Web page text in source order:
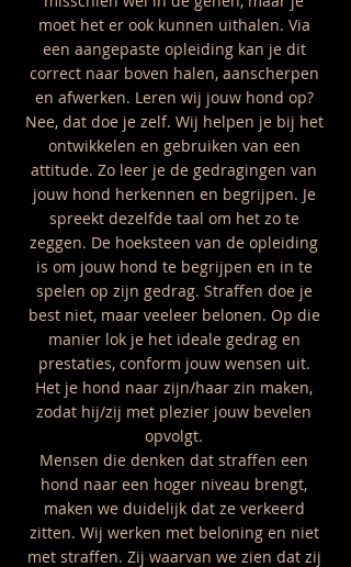
moet het er ook kunnen uithalen. Via
een aangepaste opleiding kan je dit
correct naar boven halen, aanscherpen
en afwerken. Leren wij jouw hond op?
Nee, dat doe je zelf. Wij helpen je bij het
ontwikkelen en gebruiken van een
attitude. Zo leer je de gedragingen van
jouw hond herkennen en begrijpen. Je
spreekt dezelfde taal om het zo te
zeggen. De hoeksteen van de opleiding
is om jouw hond te begrijpen en in te
spelen op zijn gedrag. Straffen doe je
best niet, maar veeleer belonen. Op die
manier lok je het ideale gedrag en
prestaties, conform jouw wensen uit.
Het je hond naar zijn/haar zin maken,
zodat hij/zij met plezier jouw bevelen
opvolgt.
Mensen die denken dat straffen een
hond naar een hoger niveau brengt,
maken we duidelijk dat ze verkeerd
zitten. Wij werken met beloning en niet
met straffen. Zij waarvan we zien dat zij